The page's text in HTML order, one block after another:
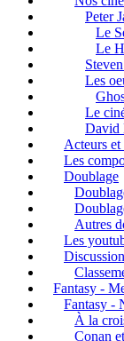
Peter
Le
Le
Les
Le
David
Acteurs et
Les
Doublage
Autres
Les
Fantasy -
Fantasy -
À la
Conan